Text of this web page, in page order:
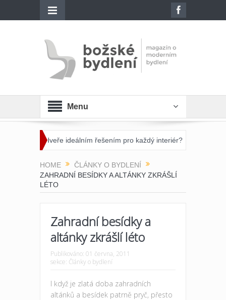
Menu
dveře ideálním řešením pro každý interiér? Otevřete dveře
HOME
ČLÁNKY O BYDLENÍ
ZAHRADNÍ BESÍDKY A ALTÁNKY ZKRÁŠLÍ
LÉTO
Zahradní besídky a
altánky zkrášlí léto
Publikováno: 01 června, 2011
sekce: Články o bydlení
I když je zlatá doba zahradních
altánků a besídek patrně pryč, přesto